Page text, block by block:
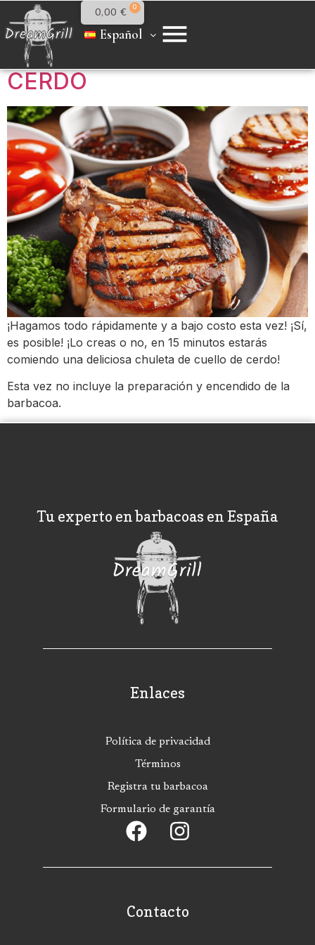
info@dreamgrill.es
Español
0,00€
CHULETA DE CUELLO DE
CERDO
¡Hagamos todo rápidamente y a bajo costo esta vez! ¡Sí,
es posible! ¡Lo creas o no, en 15 minutos estarás
comiendo una deliciosa chuleta de cuello de cerdo!
Esta vez no incluye la preparación y encendido de la
barbacoa.
Tu experto en barbacoas en España
Enlaces
Política de privacidad
Términos
Registra tu barbacoa
Formulario de garantía
Contacto